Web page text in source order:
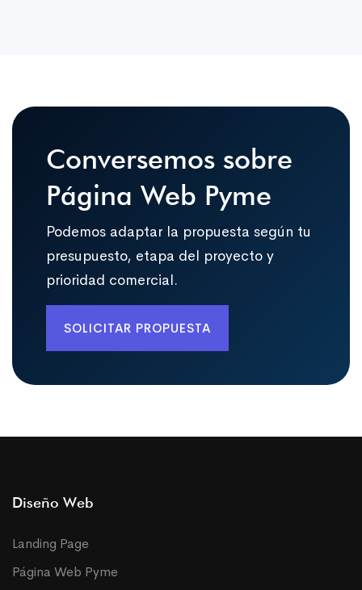
Conversemos sobre
Página Web Pyme
Podemos adaptar la propuesta según tu
presupuesto, etapa del proyecto y
prioridad comercial.
SOLICITAR PROPUESTA
Diseño Web
Landing Page
Página Web Pyme